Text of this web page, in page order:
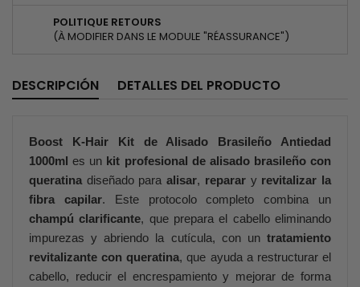
POLITIQUE RETOURS
(À MODIFIER DANS LE MODULE "RÉASSURANCE")
DESCRIPCIÓN DETALLES DEL PRODUCTO
Boost K-Hair Kit de Alisado Brasileño Antiedad
1000ml es un kit profesional de alisado brasileño con
queratina diseñado paraalisar, reparary revitalizar la
fibra capilar. Este protocolo completo combina un
champú clarificante, que prepara el cabello eliminando
impurezas y abriendo la cutícula, con un tratamiento
revitalizante con queratina, que ayuda a restructurar el
cabello, reducir el encrespamiento y mejorar de forma